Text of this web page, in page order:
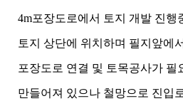
4m포장도로에서 토지 개발 진행
토지 상단에 위치하며 필지앞에
포장도로 연결 및 토목공사가 필
만들어져 있으나 철망으로 진입